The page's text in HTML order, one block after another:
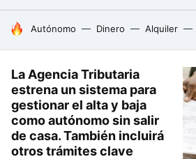
HOY SE HABLA DE
Autónomo Dinero Alquiler
La Agencia Tributaria
estrena un sistema para
gestionar el alta y baja
como autónomo sin salir
de casa. También incluirá
otros trámites clave